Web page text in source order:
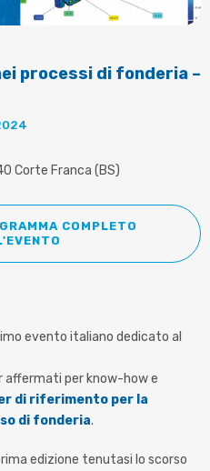
processi di fonderia –
Corte Franca (BS)
COMPLETO
evento italiano dedicato al
affermati per know-how e
di riferimento per la
di fonderia.
edizione tenutasi lo scorso